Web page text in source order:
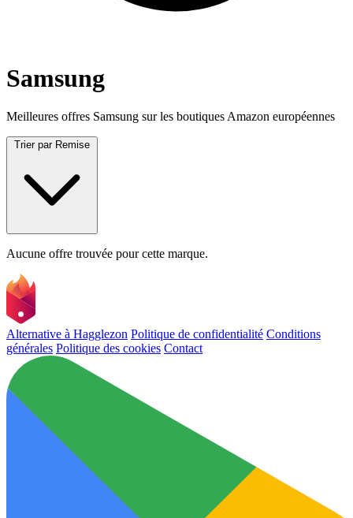
Samsung
Meilleures offres Samsung sur les boutiques Amazon européennes
Trier par Remise
Aucune offre trouvée pour cette marque.
Alternative à Hagglezon Politique de confidentialité Conditions
générales Politique des cookies Contact